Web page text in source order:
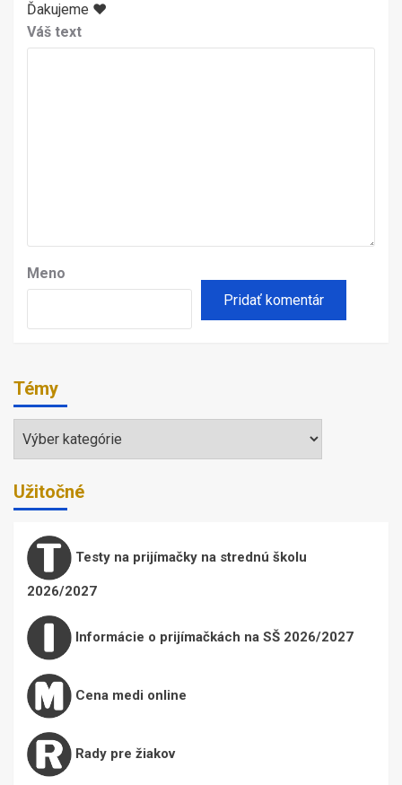
Ďakujeme ♥
Váš text
Meno
Témy
Témy
Užitočné
Testy na prijímačky na strednú školu
2026/2027
Informácie o prijímačkách na SŠ 2026/2027
Cena medi online
Rady pre žiakov